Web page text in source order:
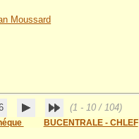
Moussard
(1 - 10 / 104)
BUCENTRALE - CHLEF